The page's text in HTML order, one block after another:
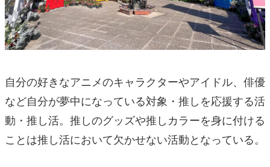
自分の好きなアニメのキャラクターやアイドル、俳優
など自分が夢中になっている対象・推しを応援する活
動・推し活。推しのグッズや推しカラーを身に付ける
ことは推し活において欠かせない活動となっている。